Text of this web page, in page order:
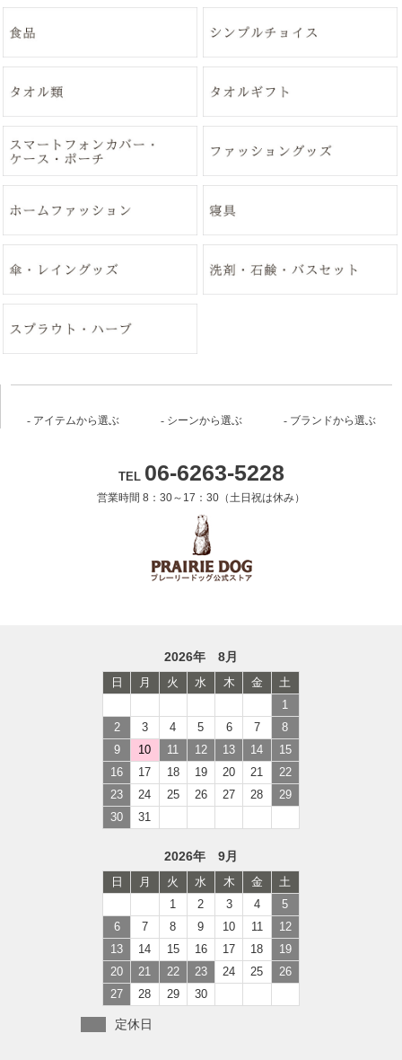
アイテムから選ぶ シーンから選ぶ ブランドから選ぶ
TEL 06-6263-5228
営業時間 8：30～17：30（土日祝は休み）
2026年 8月
日 月 火 水 木 金
土
1
2
3 4 5 6 7
8
9
10 11 12 13 14
15
16
17 18 19 20 21
22
23
24 25 26 27 28
29
30
31
2026年 9月
日 月 火 水 木 金
土
1
2 3 4
5
6
7 8 9 10 11
12
13
14 15 16 17 18
19
20
21 22 23 24 25
26
27
28 29 30
定休日